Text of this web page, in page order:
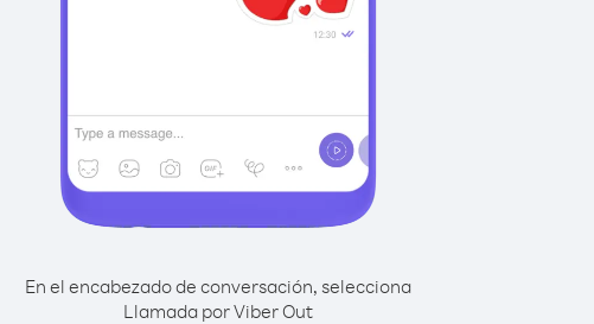
En el encabezado de conversación, selecciona
Llamada por Viber Out